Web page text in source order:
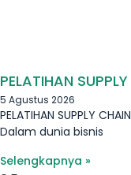
PELATIHAN
5 Agustus 2026
PELATIHAN SUPPLY
Dalam dunia bisnis
Selengkapnya »